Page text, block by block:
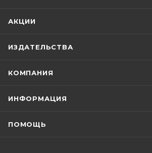
АКЦИИ
ИЗДАТЕЛЬСТВА
КОМПАНИЯ
ИНФОРМАЦИЯ
ПОМОЩЬ